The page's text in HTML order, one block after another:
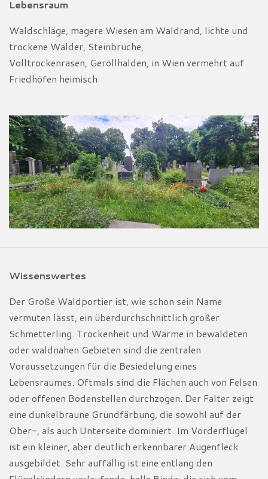
Lebensraum
Waldschläge, magere Wiesen am Waldrand, lichte und
trockene Wälder, Steinbrüche,
Volltrockenrasen, Geröllhalden, in Wien vermehrt auf
Friedhöfen heimisch
Wissenswertes
Der Große Waldportier ist, wie schon sein Name
vermuten lässt, ein überdurchschnittlich großer
Schmetterling. Trockenheit und Wärme in bewaldeten
oder waldnahen Gebieten sind die zentralen
Voraussetzungen für die Besiedelung eines
Lebensraumes. Oftmals sind die Flächen auch von Felsen
oder offenen Bodenstellen durchzogen. Der Falter zeigt
eine dunkelbraune Grundfärbung, die sowohl auf der
Ober-, als auch Unterseite dominiert. Im Vorderflügel
ist ein kleiner, aber deutlich erkennbarer Augenfleck
ausgebildet. Sehr auffällig ist eine entlang den